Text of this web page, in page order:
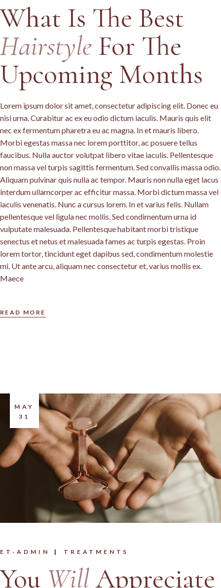
What Is The Best
Hairstyle For The
Upcoming Months
Lorem ipsum dolor sit amet, consectetur adipiscing elit. Donec eu
nisi urna. Curabitur ac ex eu odio dictum iaculis. Mauris quis elit
nec ex fermentum pharetra eu ac magna. In et mauris libero.
Morbi egestas massa nec lorem porttitor, ac posuere tellus
faucibus. Nulla auctor volutpat libero vitae iaculis. Pellentesque
non massa vel turpis sagittis fermentum. Sed convallis massa odio.
Aliquam pulvinar quis nulla ac tempor. Mauris non nulla eget lacus
interdum ullamcorper ac efficitur massa. Morbi dictum massa vel
iaculis venenatis. Nunc a cursus lorem. In et varius felis. Nullam
pellentesque vel ligula nec mollis. Sed condimentum urna id
vulputate malesuada. Pellentesque habitant morbi tristique
senectus et netus et malesuada fames ac turpis egestas. Proin
lorem tortor, tincidunt eget dapibus sed, condimentum molestie
mi. Ut ante arcu, aliquam nec consectetur et, varius mollis ex.
Maece
READ MORE
MAY
31
ET-ADMIN TREATMENTS
You WillAppreciate